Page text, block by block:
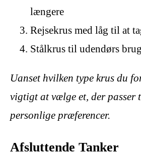
længere
Rejsekrus med låg til at
Stålkrus til udendørs brug
Uanset hvilken type krus du
vigtigt at vælge et, der passer
personlige præferencer.
Afsluttende Tanker